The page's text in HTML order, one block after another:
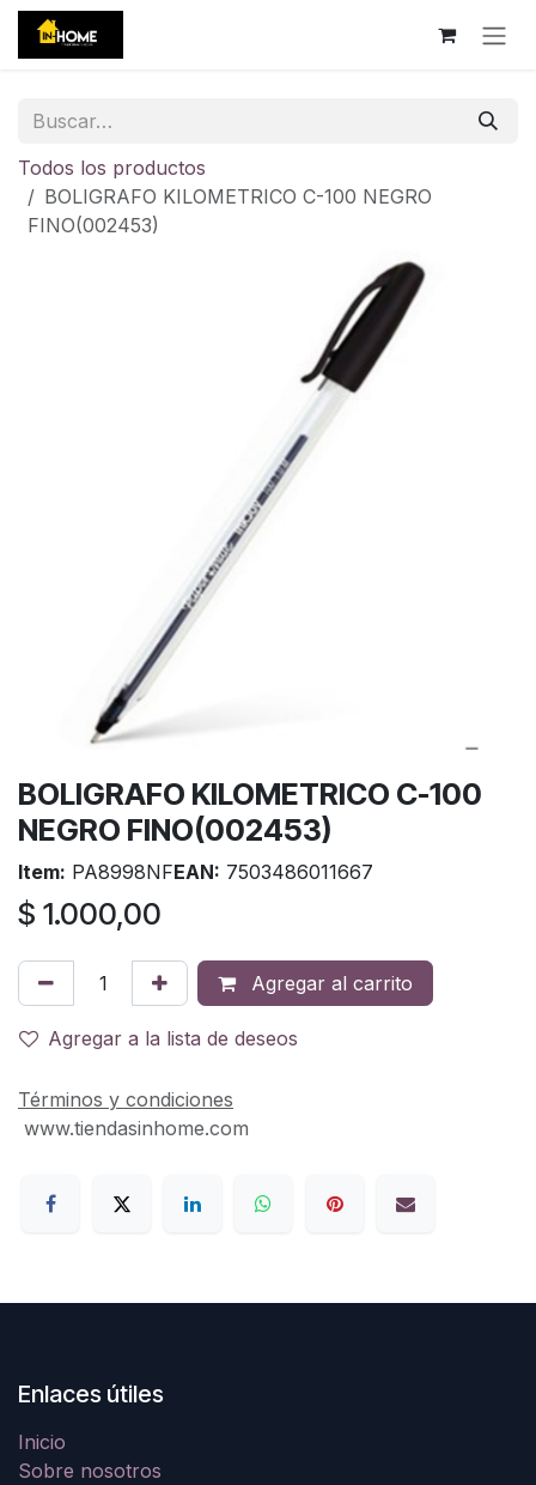
Ir al contenido
Todos los productos
BOLIGRAFO KILOMETRICO C-100 NEGRO
FINO(002453)
BOLIGRAFO KILOMETRICO C-100
NEGRO FINO(002453)
Item: PA8998NFEAN: 7503486011667
$ 1.000,00
Agregar al carrito
Agregar a la lista de deseos
Términos y condiciones
www.tiendasinhome.com
Enlaces útiles
Inicio
Sobre nosotros